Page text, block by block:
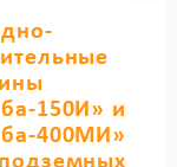
150И» и
400МИ»